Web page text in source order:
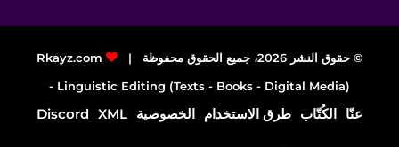
© حقوق النشر 2026، جميع الحقوق محفوظة |
Rkayz.com
Linguistic Editing (Texts - Books - Digital Media) -
عنّا الكُتّاب طرق الاستخدام الخصوصية XML
Discord